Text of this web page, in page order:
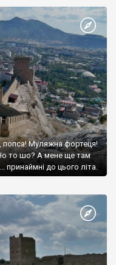
попса! Муляжна фортеця!
то шо? А мене ще там
принаймні до цього літа.